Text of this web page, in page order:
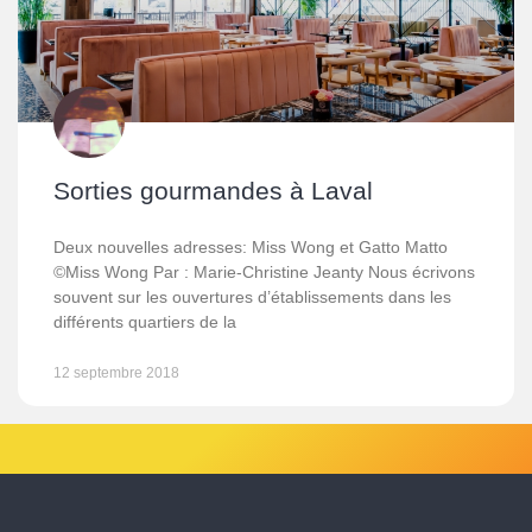
Sorties gourmandes à Laval
Deux nouvelles adresses: Miss Wong et Gatto Matto
©Miss Wong Par : Marie-Christine Jeanty Nous écrivons
souvent sur les ouvertures d’établissements dans les
différents quartiers de la
12 septembre 2018